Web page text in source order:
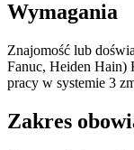
Wymagania
Znajomość lub
Fanuc, Heiden Hain)
pracy w systemie 3
Zakres